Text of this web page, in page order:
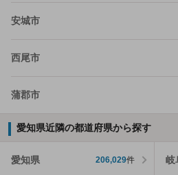
安城市
西尾市
蒲郡市
愛知県近隣の都道府県から探す
愛知県 206,029件 岐